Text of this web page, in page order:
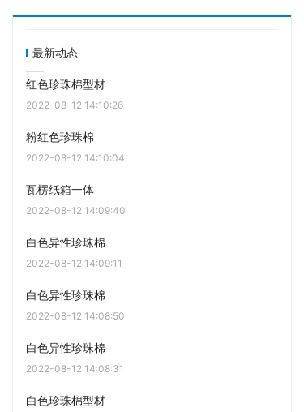
最新动态
红色珍珠棉型材
2022-08-12 14:10:26
粉红色珍珠棉
2022-08-12 14:10:04
瓦楞纸箱一体
2022-08-12 14:09:40
白色异性珍珠棉
2022-08-12 14:09:11
白色异性珍珠棉
2022-08-12 14:08:50
白色异性珍珠棉
2022-08-12 14:08:31
白色珍珠棉型材